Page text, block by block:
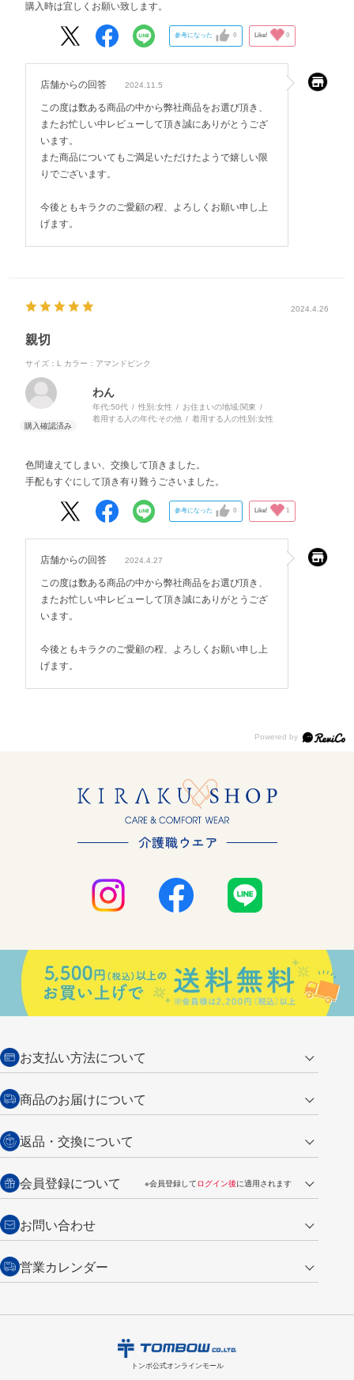
購入時は宜しくお願い致します。
参考になった 0 Like! 0
店舗からの回答 2024.11.5
この度は数ある商品の中から弊社商品をお選び頂き、
またお忙しい中レビューして頂き誠にありがとうござ
います。
また商品についてもご満足いただけたようで嬉しい限
りでございます。
今後ともキラクのご愛顧の程、よろしくお願い申し上
げます。
2024.4.26
親切
サイズ：L カラー：アマンドピンク
わん
年代:50代 性別:女性 お住まいの地域:関東
着用する人の年代:その他 着用する人の性別:女性
色間違えてしまい、交換して頂きました。
手配もすぐにして頂き有り難うごさいました。
参考になった 0 Like! 1
店舗からの回答 2024.4.27
この度は数ある商品の中から弊社商品をお選び頂き、
またお忙しい中レビューして頂き誠にありがとうござ
います。
今後ともキラクのご愛顧の程、よろしくお願い申し上
げます。
お支払い方法について
クレジットカード
代金引換
銀行振込【前払い】
商品のお届けについて
営業日午前11時までの決済完了の
ご注文は翌営業日の発送
送料：全国一律 660円（税込）
詳しくはご利用ガイドをご覧ください。
返品・交換について
返品の場合
商品到着後7日以内・未使用品に限り返品を承ります。問い合わせフォーム
からご連絡ください。詳しくは
い。
商品到着後7日以内に限り交換を承ります。
からご連絡
会員登録について ※会員登録してログイン後に適用されます
・新規ご入会で
・税込み2,200円以上のお買い上げで
・次回のお買い物に使えるポイントがお買い上げごとに
100円につき1ポイ
ント付与されます。
会員登録はこちら
お問い合わせ
トンボ製品・サービスに関する
お問い合わせ
購入・返品に関するお問い合わせ
営業カレンダー
トンボ公式オンラインモール